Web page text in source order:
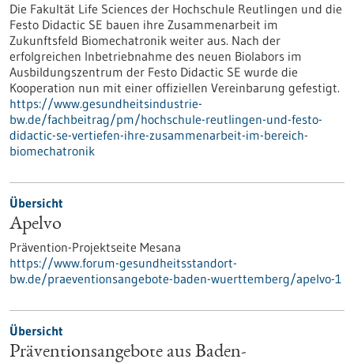
Die Fakultät Life Sciences der Hochschule Reutlingen und die
Festo Didactic SE bauen ihre Zusammenarbeit im
Zukunftsfeld Biomechatronik weiter aus. Nach der
erfolgreichen Inbetriebnahme des neuen Biolabors im
Ausbildungszentrum der Festo Didactic SE wurde die
Kooperation nun mit einer offiziellen Vereinbarung gefestigt.
https://www.gesundheitsindustrie-
bw.de/fachbeitrag/pm/hochschule-reutlingen-und-festo-
didactic-se-vertiefen-ihre-zusammenarbeit-im-bereich-
biomechatronik
Übersicht
Apelvo
Prävention-Projektseite Mesana
https://www.forum-gesundheitsstandort-
bw.de/praeventionsangebote-baden-wuerttemberg/apelvo-1
Übersicht
Präventionsangebote aus Baden-